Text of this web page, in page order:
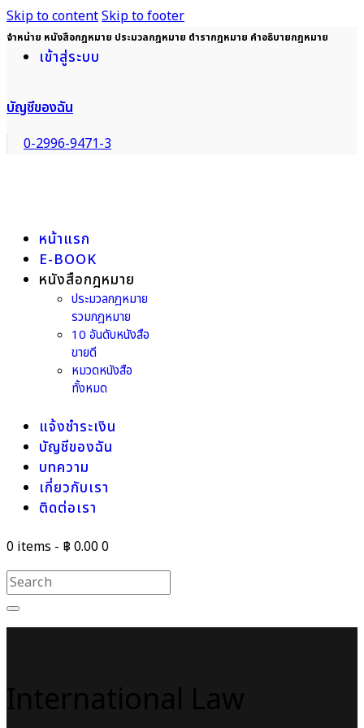
Skip to contentSkip to footer
จำหน่าย หนังสือกฎหมาย ประมวลกฎหมาย ตำรากฎหมาย คำอธิบายกฎหมาย
เข้าสู่ระบบ
บัญชีของฉัน
0-2996-9471-3
หน้าแรก
E-BOOK
หนังสือกฎหมาย
ประมวลกฎหมาย
รวมกฎหมาย
10 อันดับหนังสือ
ขายดี
หมวดหนังสือ
ทั้งหมด
แจ้งชำระเงิน
บัญชีของฉัน
บทความ
เกี่ยวกับเรา
ติดต่อเรา
0 items - ฿ 0.000